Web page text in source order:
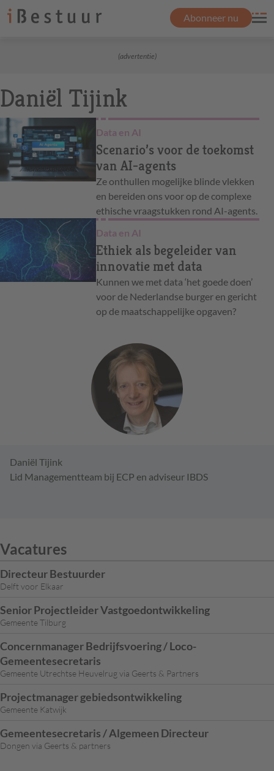
Abonneer nu
(advertentie)
Daniël Tijink
Data en AI
Scenario’s voor de toekomst
van AI-agents
Ze onthullen mogelijke blinde vlekken
en bereiden ons voor op de complexe
ethische vraagstukken rond AI-agents.
Data en AI
Ethiek als begeleider van
innovatie met data
Kunnen we met data ‘het goede doen’
voor de Nederlandse burger en gericht
op de maatschappelijke opgaven?
Daniël Tijink
Lid Managementteam bij ECP en adviseur IBDS
Vacatures
Directeur Bestuurder
Delft voor Elkaar
Senior Projectleider Vastgoedontwikkeling
Gemeente Tilburg
Concernmanager Bedrijfsvoering / Loco-
Gemeentesecretaris
Gemeente Utrechtse Heuvelrug via Geerts & Partners
Projectmanager gebiedsontwikkeling
Gemeente Katwijk
Gemeentesecretaris / Algemeen Directeur
Dongen via Geerts & partners